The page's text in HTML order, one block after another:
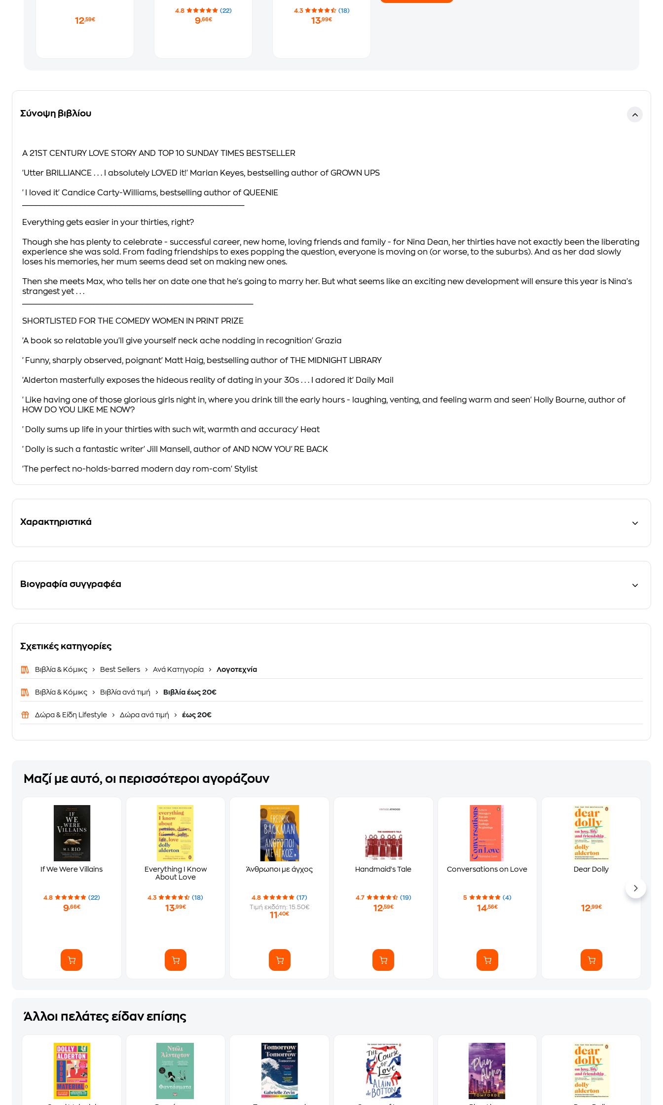
12,59€
4.8 (22)
9,66€
4.3 (18)
13,99€
Σύνοψη βιβλίου
A 21ST CENTURY LOVE STORY AND TOP 10 SUNDAY TIMES BESTSELLER
'Utter BRILLIANCE . . . I absolutely LOVED it!' Marian Keyes, bestselling author of GROWN UPS
'I loved it' Candice Carty-Williams, bestselling author of QUEENIE
Everything gets easier in your thirties, right?
Though she has plenty to celebrate - successful career, new home, loving friends and family - for Nina Dean, her thirties have not exactly been the liberating
experience she was sold. From fading friendships to exes popping the question, everyone is moving on (or worse, to the suburbs). And as her dad slowly
loses his memories, her mum seems dead set on making new ones.
Then she meets Max, who tells her on date one that he's going to marry her. But what seems like an exciting new development will ensure this year is Nina's
strangest yet . . .
SHORTLISTED FOR THE COMEDY WOMEN IN PRINT PRIZE
'A book so relatable you'll give yourself neck ache nodding in recognition' Grazia
'Funny, sharply observed, poignant' Matt Haig, bestselling author of THE MIDNIGHT LIBRARY
'Alderton masterfully exposes the hideous reality of dating in your 30s . . . I adored it' Daily Mail
'Like having one of those glorious girls night in, where you drink till the early hours - laughing, venting, and feeling warm and seen' Holly Bourne, author of
HOW DO YOU LIKE ME NOW?
'Dolly sums up life in your thirties with such wit, warmth and accuracy' Heat
'Dolly is such a fantastic writer' Jill Mansell, author of AND NOW YOU'RE BACK
'The perfect no-holds-barred modern day rom-com' Stylist
Χαρακτηριστικά
Βιογραφία συγγραφέα
Σχετικές κατηγορίες
Βιβλία & Κόμικς Best Sellers Ανά Κατηγορία Λογοτεχνία
Βιβλία & Κόμικς Βιβλία ανά τιμή Βιβλία έως 20€
Δώρα & Είδη Lifestyle Δώρα ανά τιμή έως 20€
Μαζί με αυτό, οι περισσότεροι αγοράζουν
If We Were Villains
4.8 (22)
9,66€
Everything I Know
About Love
4.3 (18)
13,99€
Άνθρωποι με άγχος
4.8
(17)
Τιμή εκδότη: 15.50€
11,40€
Handmaid's Tale
4.7 (19)
12,59€
Conversations on Love
5 (4)
14,56€
Dear Dolly
12,99€
Άλλοι πελάτες είδαν επίσης